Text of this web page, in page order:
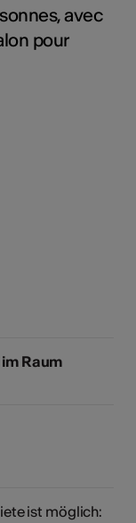
avec
pour
Raum
ist möglich: